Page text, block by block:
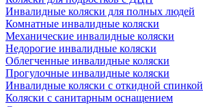
Инвалидные коляски для полных людей
Комнатные инвалидные коляски
Механические инвалидные коляски
Недорогие инвалидные коляски
Облегченные инвалидные коляски
Прогулочные инвалидные коляски
Инвалидные коляски с откидной спинкой
Коляски с санитарным оснащением